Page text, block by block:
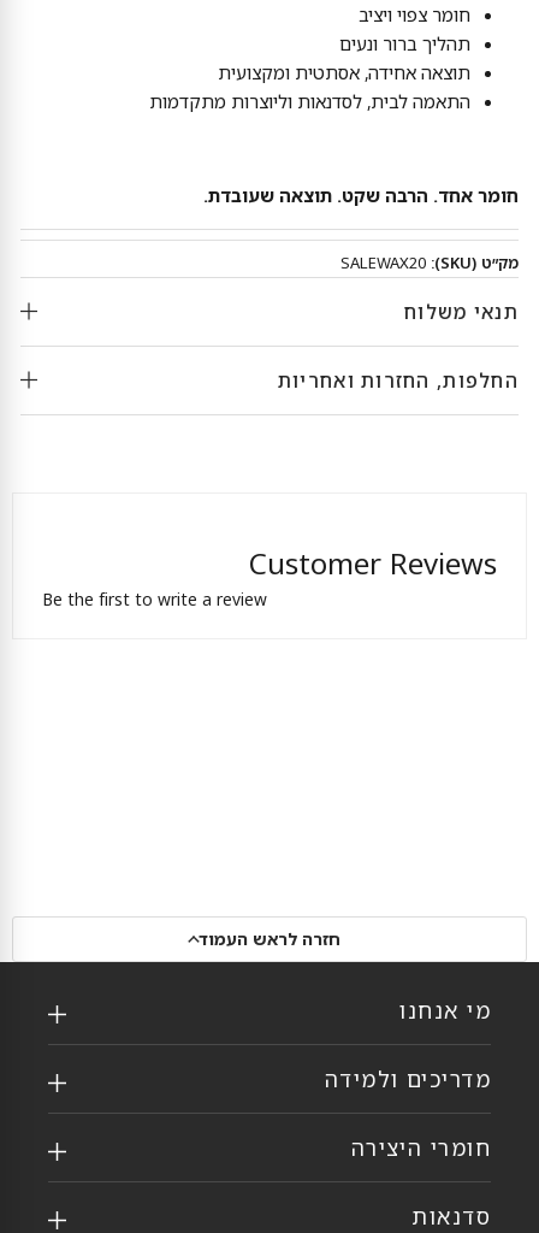
חומר צפוי ויציב
תהליך ברור ונעים
תוצאה אחידה, אסתטית ומקצועית
התאמה לבית, לסדנאות וליוצרות מתקדמות
חומר אחד. הרבה שקט. תוצאה שעובדת.
מק״ט (SKU): SALEWAX20
תנאי משלוח
החלפות, החזרות ואחריות
Customer Reviews
Be the first to write a review
חזרה לראש העמוד
מי אנחנו
מדריכים ולמידה
חומרי היצירה
סדנאות